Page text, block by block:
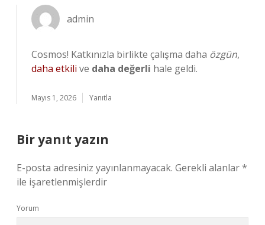
admin
Cosmos! Katkınızla birlikte çalışma daha özgün,
daha etkili ve daha değerli hale geldi.
Mayıs 1, 2026 Yanıtla
Bir yanıt yazın
E-posta adresiniz yayınlanmayacak. Gerekli alanlar*
ile işaretlenmişlerdir
Yorum